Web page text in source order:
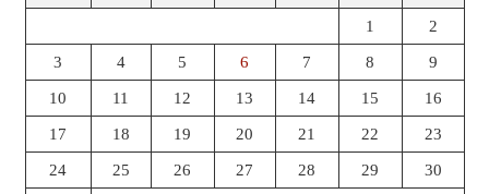
1 2
3 4 5 6 7 8 9
10 11 12 13 14 15 16
17 18 19 20 21 22 23
24 25 26 27 28 29 30